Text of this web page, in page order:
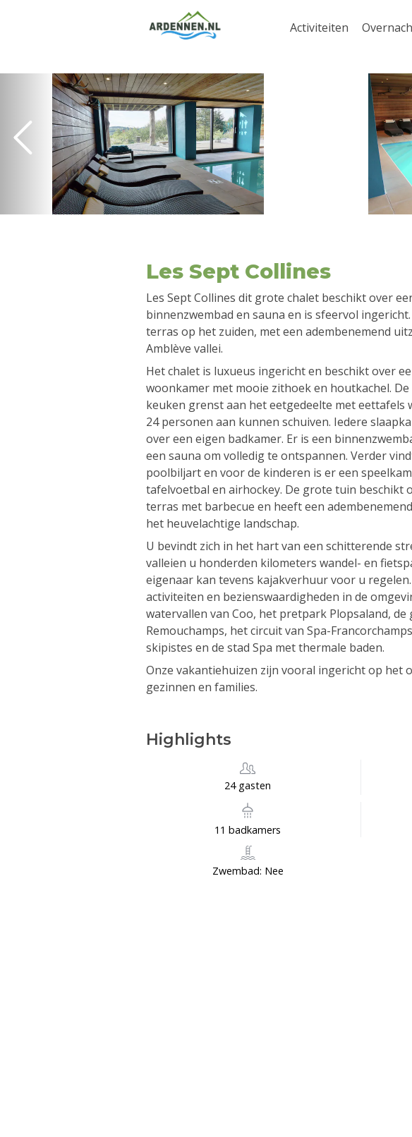
Activiteiten
Les Sept Collines
Les Sept Collines dit grote chalet beschikt over
binnenzwembad en sauna en is sfeervol
terras op het zuiden, met een adembenemend
Amblève vallei.
Het chalet is luxueus ingericht en beschikt over
woonkamer met mooie zithoek en houtkachel. De
keuken grenst aan het eetgedeelte met eettafels
24 personen aan kunnen schuiven. Iedere
over een eigen badkamer. Er is een
een sauna om volledig te ontspannen. Verder
poolbiljart en voor de kinderen is er een
tafelvoetbal en airhockey. De grote tuin beschikt
terras met barbecue en heeft een
het heuvelachtige landschap.
U bevindt zich in het hart van een schitterende
valleien u honderden kilometers wandel- en
eigenaar kan tevens kajakverhuur voor u
activiteiten en bezienswaardigheden in de
watervallen van Coo, het pretpark Plopsaland, de
Remouchamps, het circuit van Spa-
skipistes en de stad Spa met thermale baden.
Onze vakantiehuizen zijn vooral ingericht op het
gezinnen en families.
Highlights
24 gasten
11 badkamers
Zwembad: Nee